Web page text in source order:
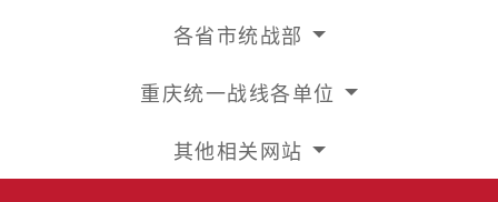
各省市统战部
重庆统一战线各单位
其他相关网站